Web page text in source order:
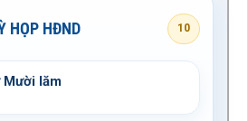
HỌP HĐND 10
Mười lăm